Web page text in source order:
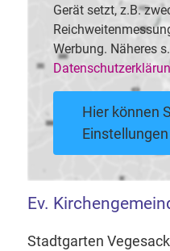
Gerät setzt, z.B.
Werbung. Näheres s.
Hier können
Ev.
Stadtgarten